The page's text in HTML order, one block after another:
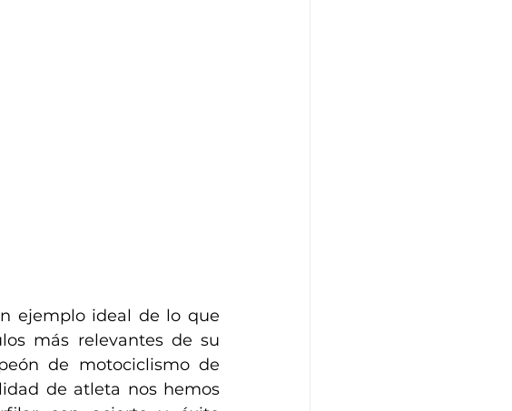
ejemplo ideal de lo que
más relevantes de su
de motociclismo de
de atleta nos hemos